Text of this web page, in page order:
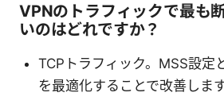
VPNのトラフィックで最も
いのはどれですか？
TCPトラフィック。MSS設定
を最適化することで改善します